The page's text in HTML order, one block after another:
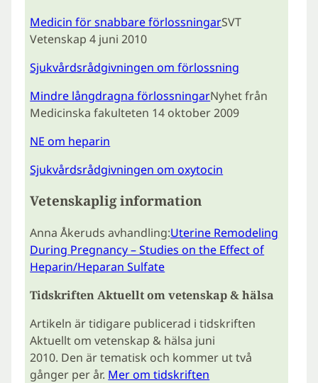
Medicin för snabbare förlossningarSVT
Vetenskap 4 juni 2010
Sjukvårdsrådgivningen om förlossning
Mindre långdragna förlossningarNyhet från
Medicinska fakulteten 14 oktober 2009
NE om heparin
Sjukvårdsrådgivningen om oxytocin
Vetenskaplig information
Anna Åkeruds avhandling:Uterine Remodeling
During Pregnancy – Studies on the Effect of
Heparin/Heparan Sulfate
Tidskriften Aktuellt om vetenskap & hälsa
Artikeln är tidigare publicerad i tidskriften
Aktuellt om vetenskap & hälsa juni
2010. Den är tematisk och kommer ut två
gånger per år. Mer om tidskriften